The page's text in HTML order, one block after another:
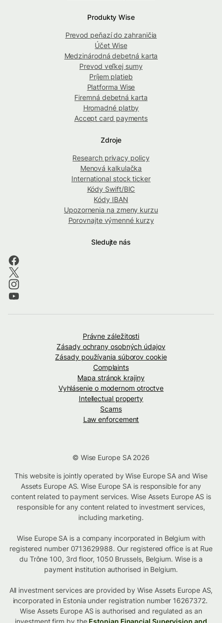
Produkty Wise
Prevod peňazí do zahraničia
Účet Wise
Medzinárodná debetná karta
Prevod veľkej sumy
Príjem platieb
Platforma Wise
Firemná debetná karta
Hromadné platby
Accept card payments
Zdroje
Research privacy policy
Menová kalkulačka
International stock ticker
Kódy Swift/BIC
Kódy IBAN
Upozornenia na zmeny kurzu
Porovnajte výmenné kurzy
Sledujte nás
Právne záležitosti
Zásady ochrany osobných údajov
Zásady používania súborov cookie
Complaints
Mapa stránok krajiny
Vyhlásenie o modernom otroctve
Intellectual property
Scams
Law enforcement
© Wise Europe SA 2026
This website is jointly operated by Wise Europe SA and Wise
Assets Europe AS. Wise Europe SA is responsible for any
content related to payment services. Wise Assets Europe AS is
responsible for any content related to investment services,
including marketing.
Wise Europe SA is a company incorporated in Belgium with
registered number 0713629988. Our registered office is at Rue
du Trône 100, 3rd floor, 1050 Brussels, Belgium. Wise is a
payment institution authorised in Belgium.
All investment services are provided by Wise Assets Europe AS,
incorporated in Estonia under registration number 16267372.
Wise Assets Europe AS is authorised and regulated as an
investment firm by the Estonian Financial Supervision and